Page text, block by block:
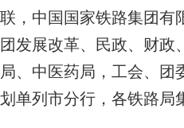
联，中国国家铁路集团有
团发展改革、民政、财
局、中医药局，工会、
划单列市分行，各铁路局